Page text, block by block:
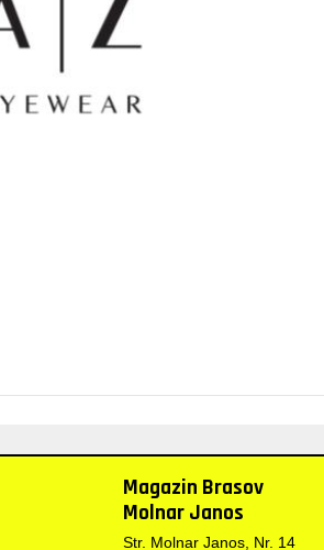
Magazin Brasov
Molnar Janos
Str. Molnar Janos, Nr. 14